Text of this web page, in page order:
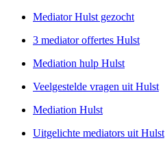
Mediator Hulst gezocht
3 mediator offertes Hulst
Mediation hulp Hulst
Veelgestelde vragen uit Hulst
Mediation Hulst
Uitgelichte mediators uit Hulst